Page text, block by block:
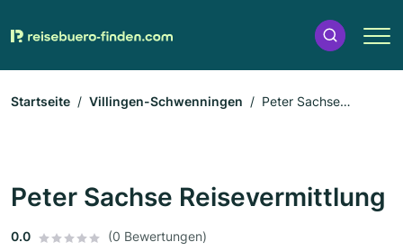
Startseite Villingen-Schwenningen
Peter Sachse
Peter Sachse Reisevermittlung
0.0 (0 Bewertungen)